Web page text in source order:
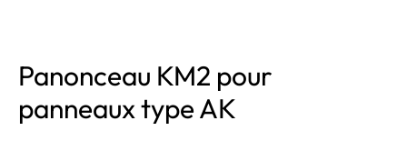
Panonceau KM2 pour
panneaux type AK